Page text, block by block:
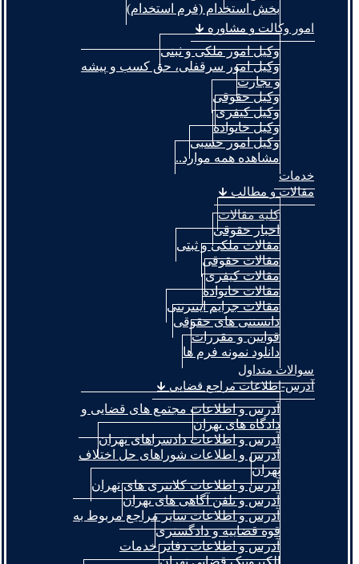
بخش استخدام (فرم استخدام)
امور وکالت و مشاوره 🡳
وکیل امور ملکی و ثبتی
وکیل امور سرقفلی، حق کسب و پیشه
و تجارت
وکیل حقوقی
وکیل کیفری
وکیل خانواده
وکیل امور حسبی
مشاهده همه موارد..
خدمات
مقالات و مطالب 🡳
کلیه مقالات
اخبار حقوقی
مقالات ملکی و ثبتی
مقالات حقوقی
مقالات کیفری
مقالات خانواده
مقالات جرایم اینترنتی
دانستنی های حقوقی
قوانین و مقررات
دانلود نمونه فرم ها
سوالات متداول
آدرس-اطلاعات مراجع قضایی 🡳
آدرس و اطلاعات مجتمع های قضایی و
دادگاه های تهران
آدرس و اطلاعات دادسراهای تهران
آدرس و اطلاعات شوراهای حل اختلاف
تهران
آدرس و اطلاعات کلانتری های تهران
آدرس و تلفن آگاهی های تهران
آدرس و اطلاعات سایر مراجع مربوط به
قوه قضاییه و دادگستری
آدرس و اطلاعات دفاتر خدمات
الکترونیک قضایی تهران